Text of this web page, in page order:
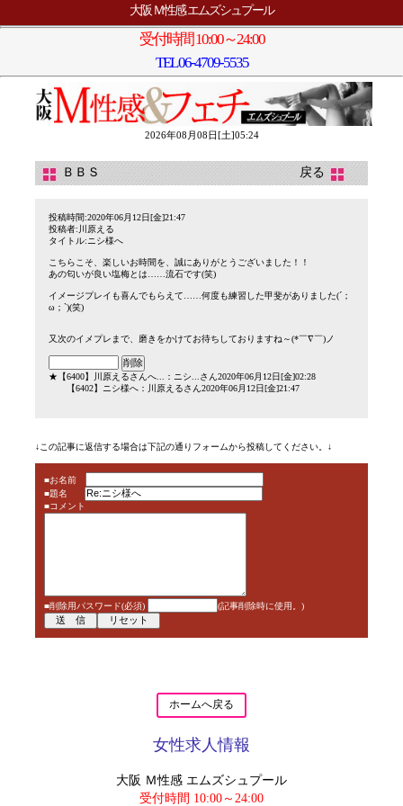
大阪 Ｍ性感 エムズシュプール
受付時間 10:00～24:00
TEL06-4709-5535
2026年08月08日[土]05:24
ＢＢＳ 戻る
投稿時間:2020年06月12日[金]21:47
投稿者:川原える
タイトル:ニシ様へ
こちらこそ、楽しいお時間を、誠にありがとうございました！！
あの匂いが良い塩梅とは……流石です(笑)
イメージプレイも喜んでもらえて……何度も練習した甲斐がありました(´；
ω；`)(笑)
又次のイメプレまで、磨きをかけてお待ちしておりますね～(*￣∇￣)ノ
★ 【6400】 川原えるさんへ...
：ニシ...さん2020年06月12日[金]02:28
【6402】
ニシ様へ ：川原えるさん2020年06月12日[金]21:47
↓この記事に返信する場合は下記の通りフォームから投稿してください。↓
■お名前
■題名
■コメント
■削除用パスワード(必須) (記事削除時に使用。)
ホームへ戻る
女性求人情報
大阪 Ｍ性感 エムズシュプール
受付時間 10:00～24:00